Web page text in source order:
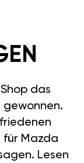
das
gewonnen.
für Mazda
Lesen